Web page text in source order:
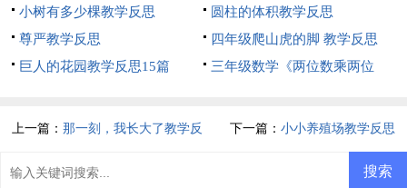
思小树有多少棵教学反思
圆柱的体积教学反思
尊严教学反思
四年级爬山虎的脚 教学反思
巨人的花园教学反思15篇
三年级数学《两位数乘两位
上一篇：那一刻，我长大了教学反 下一篇： 小小养殖场教学反思